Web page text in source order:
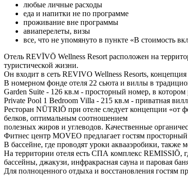
любые личные расходы
еда и напитки не по программе
проживание вне программы
авиаперелеты, визы
все, что не упомянуто в пункте «В стоимость
Отель REVĪVŌ Wellness Resort расположен на
туристической жизни.
Он входит в сеть REVIVO Wellness Resorts,
В номерном фонде отеля 22 сьюта и виллы в
Garden Suite - 126 кв.м - просторный номер, в
Private Pool 1 Bedroom Villa - 215 кв.м - приватная
Ресторан NŪTRIŌ при отеле следует концепции «от
белков, оптимальным соотношением
полезных жиров и углеводов. Качественные
Фитнес центр MOVEO предлагает гостям
В бассейне, где проводят уроки аквааэробики, также
На территории отеля есть СПА комплекс REMISSIŌ,
бассейны, джакузи, инфракрасная сауна и паровая
Для полноценного отдыха и восстановления гостям